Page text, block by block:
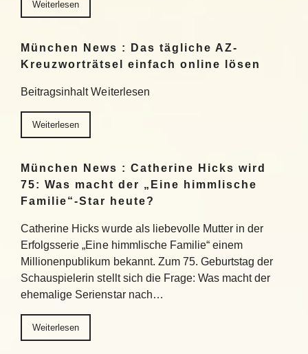
Weiterlesen
München News : Das tägliche AZ-
Kreuzworträtsel einfach online lösen
Beitragsinhalt Weiterlesen
Weiterlesen
München News : Catherine Hicks wird
75: Was macht der „Eine himmlische
Familie“-Star heute?
Catherine Hicks wurde als liebevolle Mutter in der
Erfolgsserie „Eine himmlische Familie“ einem
Millionenpublikum bekannt. Zum 75. Geburtstag der
Schauspielerin stellt sich die Frage: Was macht der
ehemalige Serienstar nach…
Weiterlesen